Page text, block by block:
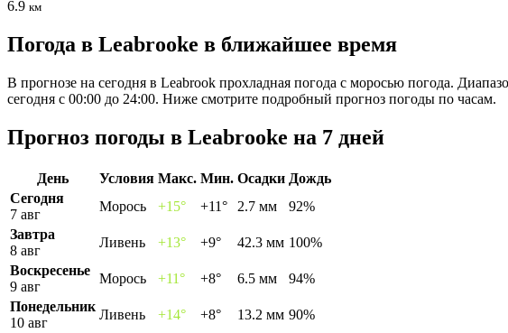
6.9 км
Погода в Leabrookе в ближайшее время
В прогнозе на сегодня в Leabrook прохладная погода с моросью погода.
сегодня с 00:00 до 24:00. Ниже смотрите подробный прогноз погоды по часам.
Прогноз погоды в Leabrookе на 7 дней
День Условия Макс. Мин. Осадки Дождь
Сегодня
7 авг
Морось +15° +11° 2.7 мм
92%
Завтра
8 авг
Ливень +13° +9° 42.3 мм 100%
Воскресенье
9 авг
Морось +11° +8° 6.5 мм
94%
Понедельник
10 авг
Ливень +14° +8° 13.2 мм 90%